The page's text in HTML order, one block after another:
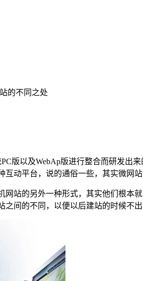
的不同之处
版以及WebAp版进行整合而研发出
动平台，说的通俗一些，其实微网
站的另外一种形式，其实他们根本
间的不同，以便以后建站的时候不出